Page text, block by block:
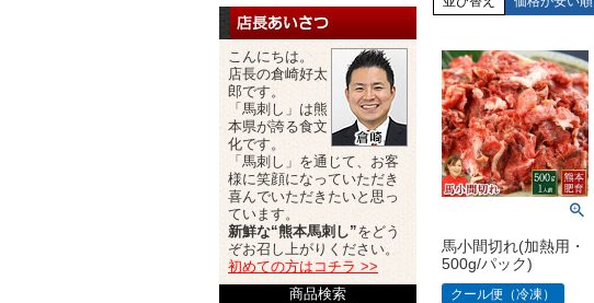
こんにちは。
店長の倉崎好太
郎です。
「馬刺し」は熊
本県が誇る食文
化です。
「馬刺し」を通じて、お客
様に笑顔になっていただき
喜んでいただきたいと思っ
ています。
新鮮な“熊本馬刺し”をどう
ぞお召し上がりください。
初めての方はコチラ >>
商品検索
馬小間切れ(加熱用・
500g/パック)
クール便（冷凍）